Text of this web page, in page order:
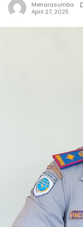
Menarasumba
April 27, 2025